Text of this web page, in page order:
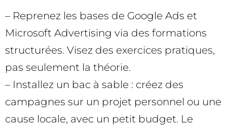
– Reprenez les bases de Google Ads et
Microsoft Advertising via des formations
structurées. Visez des exercices pratiques,
pas seulement la théorie.
– Installez un bac à sable : créez des
campagnes sur un projet personnel ou une
cause locale, avec un petit budget. Le